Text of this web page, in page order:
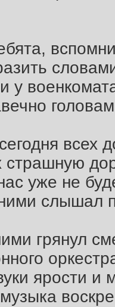
у
всех
уже не
слышал
грянул
ярости и